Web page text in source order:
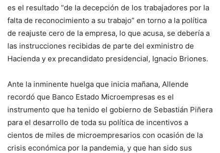
es el resultado “de la decepción de los trabajadores por la
falta de reconocimiento a su trabajo” en torno a la política
de reajuste cero de la empresa, lo que acusa, se debería a
las instrucciones recibidas de parte del exministro de
Hacienda y ex precandidato presidencial, Ignacio Briones.
Ante la inminente huelga que inicia mañana, Allende
recordó que Banco Estado Microempresas es el
instrumento que ha tenido el gobierno de Sebastián Piñera
para el desarrollo de toda su política de incentivos a
cientos de miles de microempresarios con ocasión de la
crisis económica por la pandemia, y que han sido sus